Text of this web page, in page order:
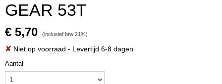
GEAR 53T
€ 5,70 (inclusief btw 21%)
✘ Niet op voorraad - Levertijd 6-8 dagen
Aantal